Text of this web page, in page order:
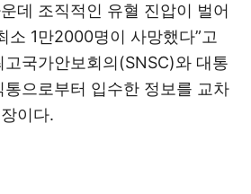
데 조직적인 유혈 진압이 벌어
소 1만2000명이 사망했다”고
고국가안보회의(SNSC)와 대통
통으로부터 입수한 정보를 교차
이다.